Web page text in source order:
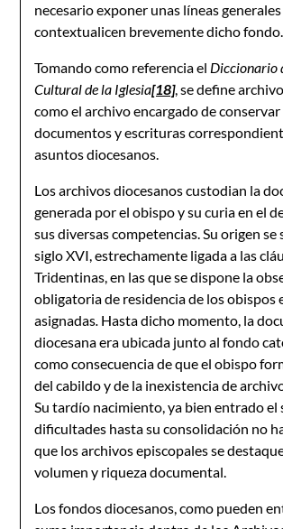
necesario exponer unas líneas
contextualicen brevemente dicho fondo.
Tomando como referencia el Diccionario
Cultural de la Iglesia[18], se define
como el archivo encargado de
documentos y escrituras
asuntos diocesanos.
Los archivos diocesanos custodian la
generada por el obispo y su curia en el
sus diversas competencias. Su origen se
siglo XVI, estrechamente ligada a las
Tridentinas, en las que se dispone la
obligatoria de residencia de los obispos
asignadas. Hasta dicho momento, la
diocesana era ubicada junto al fondo
como consecuencia de que el obispo
del cabildo y de la inexistencia de
Su tardío nacimiento, ya bien entrado el
dificultades hasta su consolidación no
que los archivos episcopales se
volumen y riqueza documental.
Los fondos diocesanos, como pueden